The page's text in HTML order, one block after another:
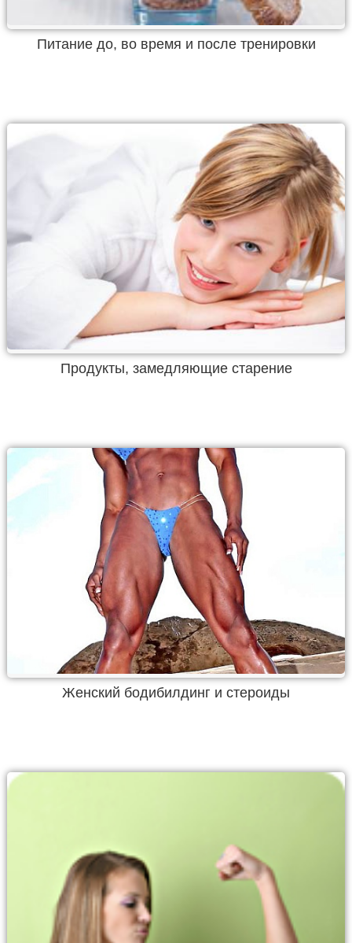
Питание до, во время и после тренировки
Продукты, замедляющие старение
Женский бодибилдинг и стероиды